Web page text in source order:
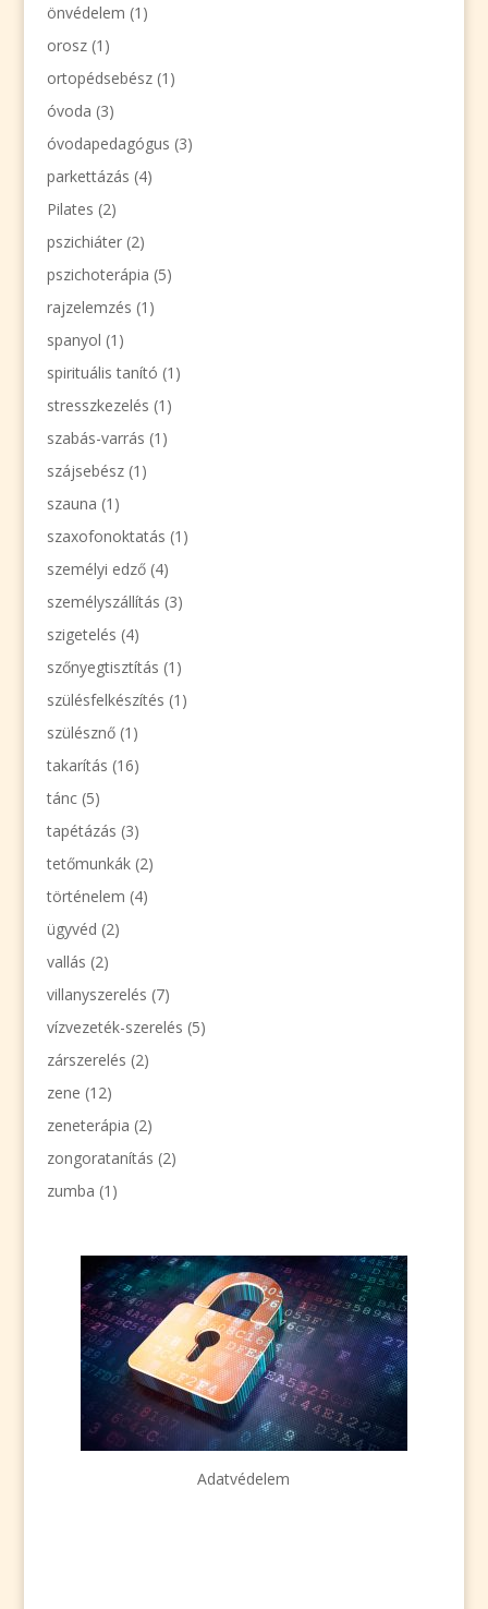
önvédelem (1)
orosz(1)
ortopédsebész(1)
óvoda (3)
óvodapedagógus (3)
parkettázás (4)
Pilates (2)
pszichiáter(2)
pszichoterápia (5)
rajzelemzés (1)
spanyol (1)
spirituális tanító (1)
stresszkezelés (1)
szabás-varrás (1)
szájsebész(1)
szauna (1)
szaxofonoktatás (1)
személyi edző(4)
személyszállítás (3)
szigetelés (4)
szőnyegtisztítás (1)
szülésfelkészítés (1)
szülésznő(1)
takarítás (16)
tánc(5)
tapétázás (3)
tetőmunkák(2)
történelem (4)
ügyvéd (2)
vallás (2)
villanyszerelés (7)
vízvezeték-szerelés (5)
zárszerelés (2)
zene (12)
zeneterápia (2)
zongoratanítás (2)
zumba (1)
Adatvédelem